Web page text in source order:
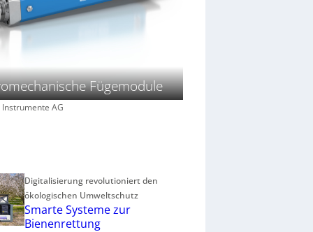
Fügemodule
AG
Digitalisierung revolutioniert den
ökologischen Umweltschutz
Smarte Systeme zur
Bienenrettung